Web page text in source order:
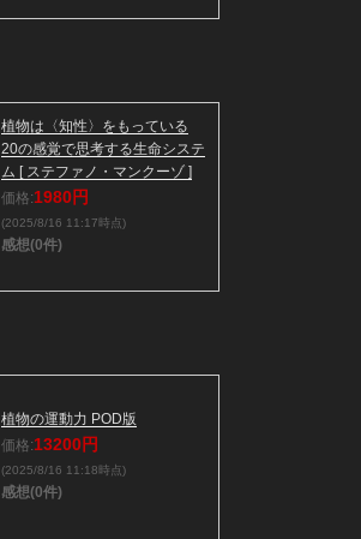
植物は〈知性〉をもっている
20の感覚で思考する生命システ
ム [ ステファノ・マンクーゾ ]
価格:1980円
(2025/8/16 11:17時点)
感想(0件)
植物の運動力 POD版
価格:13200円
(2025/8/16 11:18時点)
感想(0件)